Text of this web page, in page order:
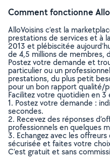
Comment fonctionne
AlloVoisins c’est la
prestations de services et à
2013 et plébiscitée
de 4,5 millions de
Postez votre demande et
particulier ou un
prestations, du plus petit
pour un bon rapport qualité/
Facilitez votre quotidien en 3
1. Postez votre demande :
secondes.
2. Recevez des réponses
professionnels en quelques
3. Echangez avec les
sécurisée et faites votre
C’est gratuit et sans